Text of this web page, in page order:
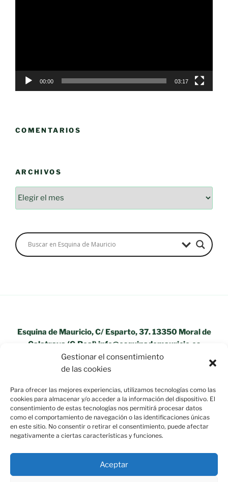
Gestionar el consentimiento
de las cookies
Para ofrecer las mejores experiencias, utilizamos tecnologías como las
cookies para almacenar y/o acceder a la información del dispositivo. El
consentimiento de estas tecnologías nos permitirá procesar datos
como el comportamiento de navegación o las identificaciones únicas
en este sitio. No consentir o retirar el consentimiento, puede afectar
negativamente a ciertas características y funciones.
Aceptar
00:00 03:17
COMENTARIOS
ARCHIVOS
Esquina de Mauricio, C/ Esparto, 37. 13350 Moral de
Calatrava (C.Real) info@esquinademauricio.es
«Aviso Legal»